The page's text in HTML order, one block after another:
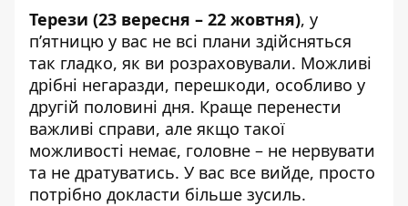
Терези (23 вересня – 22 жовтня), у
п’ятницю у вас не всі плани здійсняться
так гладко, як ви розраховували. Можливі
дрібні негаразди, перешкоди, особливо у
другій половині дня. Краще перенести
важливі справи, але якщо такої
можливості немає, головне – не нервувати
та не дратуватись. У вас все вийде, просто
потрібно докласти більше зусиль.